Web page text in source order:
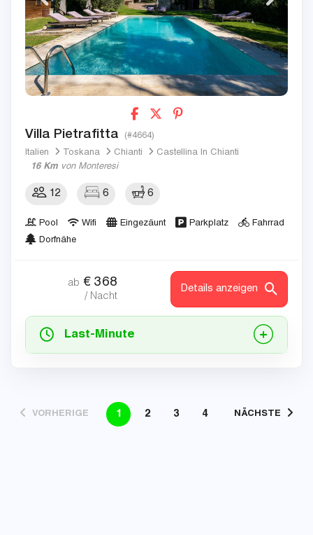
Villa Pietrafitta (#4664)
Italien Toskana Chianti
Castellina In Chianti
16 Km von Monteresi
12 6 6
Pool Wifi Eingezäunt Parkplatz
Fahrrad
Dorfnähe
ab € 368
/ Nacht
Details anzeigen
Last-Minute
VORHERIGE 1 2 3 4 NÄCHSTE